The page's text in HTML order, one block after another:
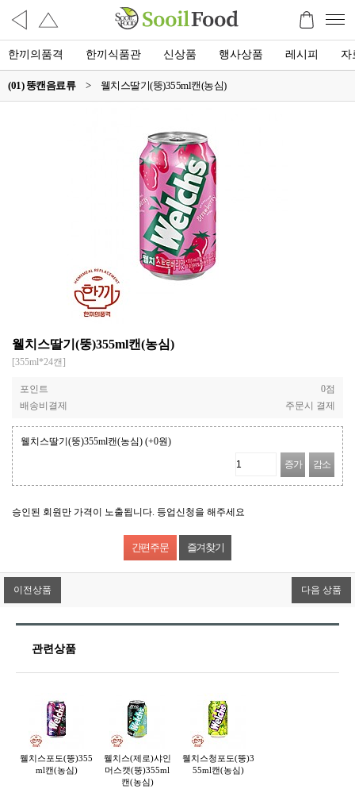
한끼의품격 한끼식품관 신상품 행사상품 레시피 자
(01) 뚱캔음료류 > 웰치스딸기(뚱)355ml캔(농심)
웰치스딸기(뚱)355ml캔(농심)
[355ml*24캔]
포인트
0점
배송비결제
주문시 결제
웰치스딸기(뚱)355ml캔(농심) (+0원)
증가 감소
승인된 회원만 가격이 노출됩니다. 등업신청을 해주세요
즐겨찾기
이전상품 다음 상품
관련상품
웰치스포도(뚱)355
ml캔(농심)
웰치스(제로)샤인
머스캣(뚱)355ml
캔(농심)
웰치스청포도(뚱)3
55ml캔(농심)